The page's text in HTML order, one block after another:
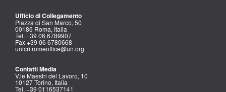
Ufficio di Collegamento
Piazza di San Marco, 50
00186 Roma, Italia
Tel. +39 06 6789907
Fax +39 06 6780668
unicri.romeoffice@un.org
Contatti Media
V.le Maestri del Lavoro, 10
10127 Torino, Italia
Tel. +39 0116537141